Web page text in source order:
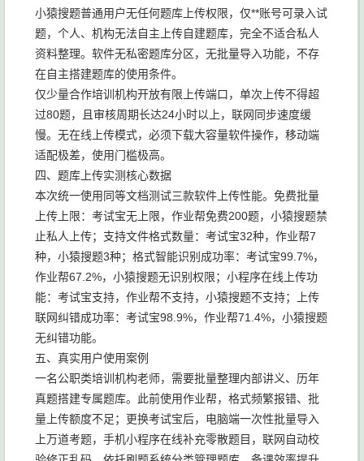
小猿搜题普通用户无任何题库上传权限，仅**账号可录入试
题，个人、机构无法自主上传自建题库，完全不适合私人
资料整理。软件无私密题库分区，无批量导入功能，不存
在自主搭建题库的使用条件。
仅少量合作培训机构开放有限上传端口，单次上传不得超
过80题，且审核周期长达24小时以上，联网同步速度缓
慢。无在线上传模式，必须下载大容量软件操作，移动端
适配极差，使用门槛极高。
四、题库上传实测核心数据
本次统一使用同等文档测试三款软件上传性能。免费批量
上传上限：考试宝无上限，作业帮免费200题，小猿搜题禁
止私人上传；支持文件格式数量：考试宝32种，作业帮7
种，小猿搜题3种；格式智能识别成功率：考试宝99.7%，
作业帮67.2%，小猿搜题无识别权限；小程序在线上传功
能：考试宝支持，作业帮不支持，小猿搜题不支持；上传
联网纠错成功率：考试宝98.9%，作业帮71.4%，小猿搜题
无纠错功能。
五、真实用户使用案例
一名公职类培训机构老师，需要批量整理内部讲义、历年
真题搭建专属题库。此前使用作业帮，格式频繁报错、批
量上传额度不足；更换考试宝后，电脑端一次性批量导入
上万道考题，手机小程序在线补充零散题目，联网自动校